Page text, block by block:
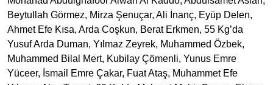
Beytullah Görmez, Mirza Şenuçar, Ali İnanç, Eyüp Delen,
Ahmet Efe Kısa, Arda Coşkun, Berat Erkmen, 55 Kg’da
Yusuf Arda Duman, Yılmaz Zeyrek, Muhammed Özbek,
Muhammed Bilal Mert, Kubilay Çömenli, Yunus Emre
Yüceer, İsmail Emre Çakar, Fuat Ataş, Muhammet Efe